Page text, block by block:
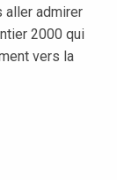
aller admirer
2000 qui
vers la